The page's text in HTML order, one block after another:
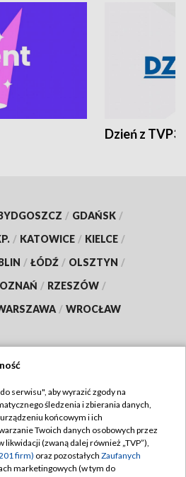
Dzień z TVP3
/ GDAŃSK /
/ KATOWICE / KIELCE /
/ ŁÓDŹ / OLSZTYN /
/ RZESZÓW /
/ WROCŁAW
TVP
TVP
prywatności
serwisu", aby wyrazić zgody na
śledzenia i zbierania danych,
końcowym i ich
Twoich danych osobowych przez
likwidacji (zwaną dalej również „TVP”),
firm) oraz pozostałych Zaufanych
marketingowych (w tym do